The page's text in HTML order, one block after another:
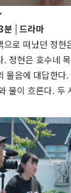
분 | 드라마
으로 떠났던 정현
. 정현은 호수네
물음에 대답한다
물이 흐른다. 두